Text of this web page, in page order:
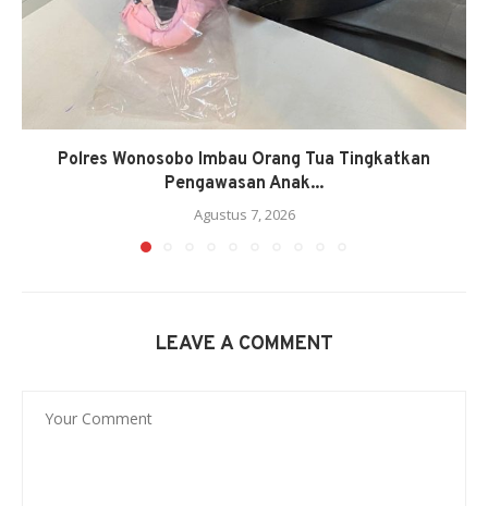
Polres Wonosobo Imbau Orang Tua Tingkatkan
Pengawasan Anak...
Agustus 7, 2026
LEAVE A COMMENT